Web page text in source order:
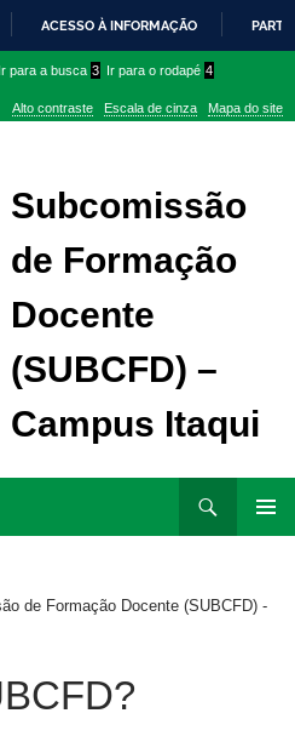
PARA
CONTEÚDO
ACESSO À INFORMAÇÃO
Ir para a busca 3 Ir para o rodapé 4
Alto contraste Escala de cinza Mapa do site
Subcomissão
de Formação
Docente
(SUBCFD) –
Campus Itaqui
de Formação Docente (SUBCFD) -